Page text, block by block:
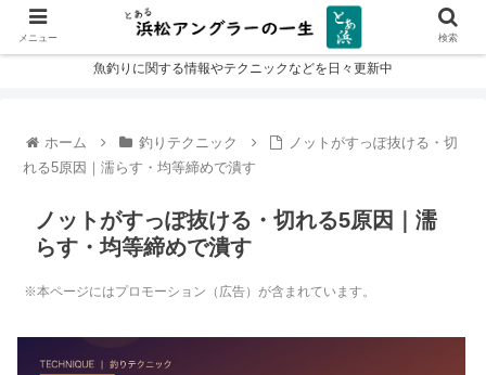
魚釣りに関する情報やテクニックなどを日々更新中
ホーム 釣りテクニック
ノットがすっぽ抜ける・切
れる5原因｜濡らす・均等締めで潰す
ノットがすっぽ抜ける・切れる5原因｜濡
らす・均等締めで潰す
※本ページにはプロモーション（広告）が含まれています。
メニュー 検索